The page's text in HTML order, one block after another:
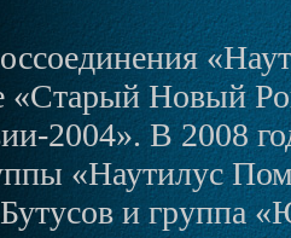
«Старый Новый
2004». В 2008
«Наутилус
и группа